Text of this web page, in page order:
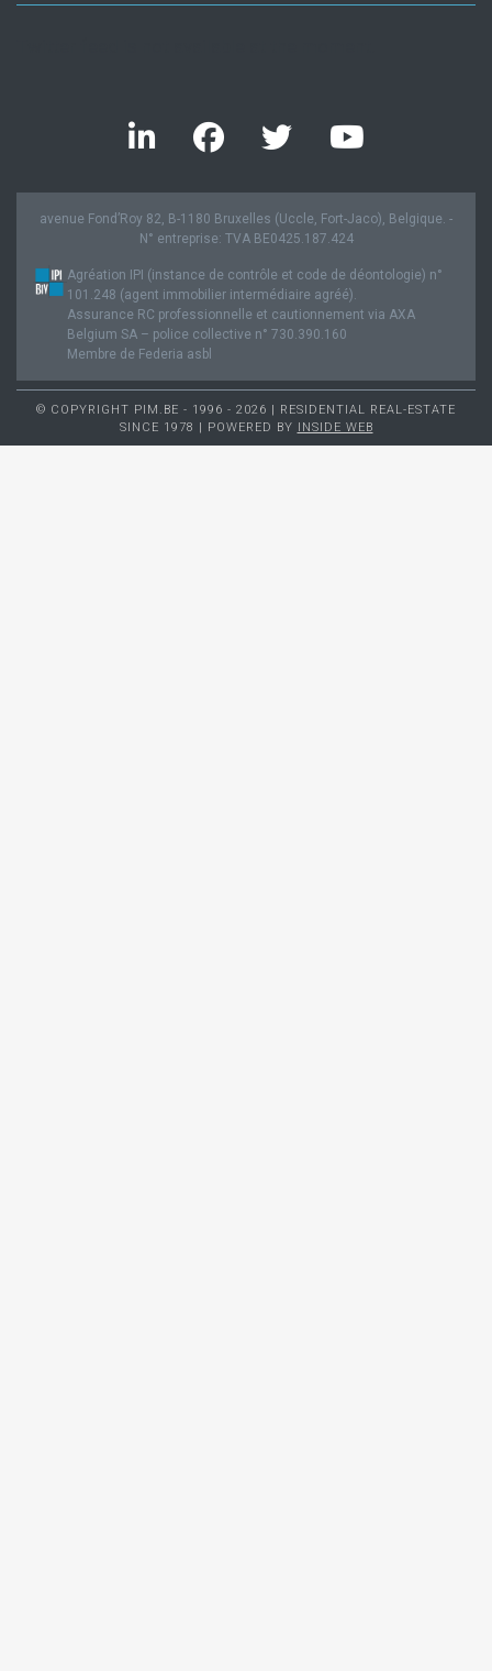
avenue Fond’Roy 82, B-1180 Bruxelles (Uccle, Fort-Jaco), Belgique. -
N° entreprise: TVA BE0425.187.424
Agréation IPI (instance de contrôle et code de déontologie) n°
101.248 (agent immobilier intermédiaire agréé).
Assurance RC professionnelle et cautionnement via AXA
Belgium SA – police collective n° 730.390.160
Membre de Federia asbl
© COPYRIGHT PIM.BE - 1996 - 2026 | RESIDENTIAL REAL-ESTATE
SINCE 1978 | POWERED BY INSIDE WEB